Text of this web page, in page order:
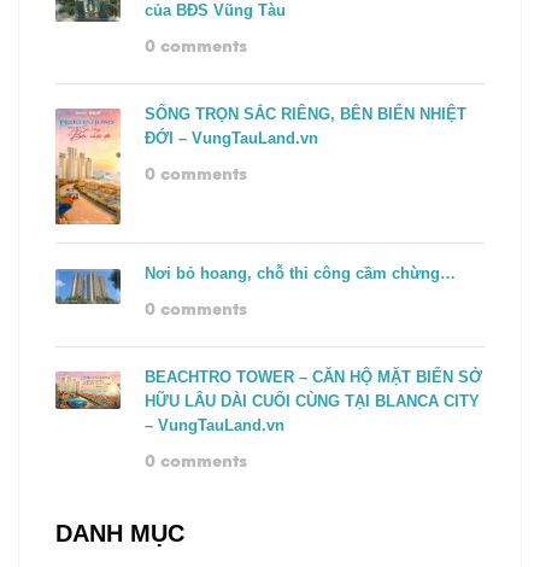
của BĐS Vũng Tàu
0 comments
SỐNG TRỌN SẮC RIÊNG, BÊN BIỂN NHIỆT
ĐỚI – VungTauLand.vn
0 comments
Nơi bỏ hoang, chỗ thi công cầm chừng…
0 comments
BEACHTRO TOWER – CĂN HỘ MẶT BIỂN SỞ
HỮU LÂU DÀI CUỐI CÙNG TẠI BLANCA CITY
– VungTauLand.vn
0 comments
DANH MỤC